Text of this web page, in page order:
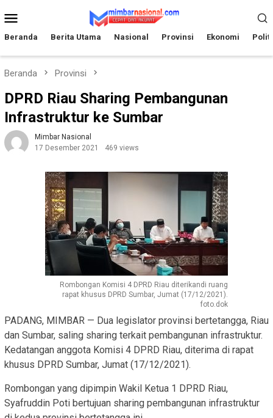
ke
Mobile
Beranda Berita Utama Nasional Provinsi Ekonomi
Beranda Provinsi
DPRD Riau Sharing Pembangunan
Infrastruktur ke Sumbar
Mimbar Nasional
17 Desember 2021
469 views
Rombongan Komisi 4 DPRD Riau diterikandi ruang
rapat khusus DPRD Sumbar, Jumat (17/12/2021).
foto.dok
PADANG, MIMBAR — Dua legislator provinsi bertetangga, Riau
dan Sumbar, saling sharing terkait pembangunan infrastruktur.
Kedatangan anggota Komisi 4 DPRD Riau, diterima di rapat
khusus DPRD Sumbar, Jumat (17/12/2021).
Rombongan yang dipimpin Wakil Ketua 1 DPRD Riau,
Syafruddin Poti bertujuan sharing pembangunan infrastruktur